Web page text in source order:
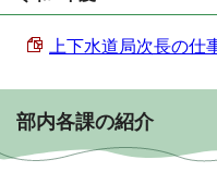
上下水道局次長の仕
部内各課の紹介